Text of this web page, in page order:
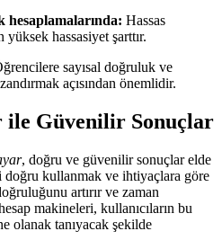
hesaplamalarında: Hassas
hassasiyet şarttır.
sayısal doğruluk ve
açısından önemlidir.
ile Güvenilir Sonuçlar
, doğru ve güvenilir sonuçlar elde
doğru kullanmak ve ihtiyaçlara göre
artırır ve zaman
makineleri, kullanıcıların bu
olanak tanıyacak şekilde